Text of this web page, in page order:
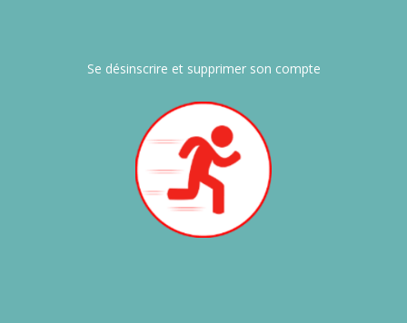
Se désinscrire et supprimer son compte